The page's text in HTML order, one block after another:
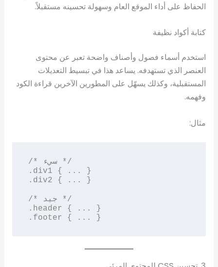
الحفاظ على أداء الموقع العام وسهولة تحسينه مستقبلاً.
كتابة أكواد نظيفة
استخدم أسماء فصول وأصناف واضحة تعبر عن محتوى
العنصر الذي تستهدفه. يساعد هذا في تبسيط التعديلات
المستقبلية، وكذلك يسهّل على المطورين الآخرين قراءة الكود
وفهمه.
مثال:
/* سيء */
.div1 { ... }
.div2 { ... }
/* جيد */
.header { ... }
.footer { ... }